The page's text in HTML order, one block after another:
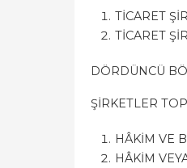
TİCARET
TİCARET
DÖRDÜNCÜ
ŞİRKETLER
HÂKİM VE
HÂKİM